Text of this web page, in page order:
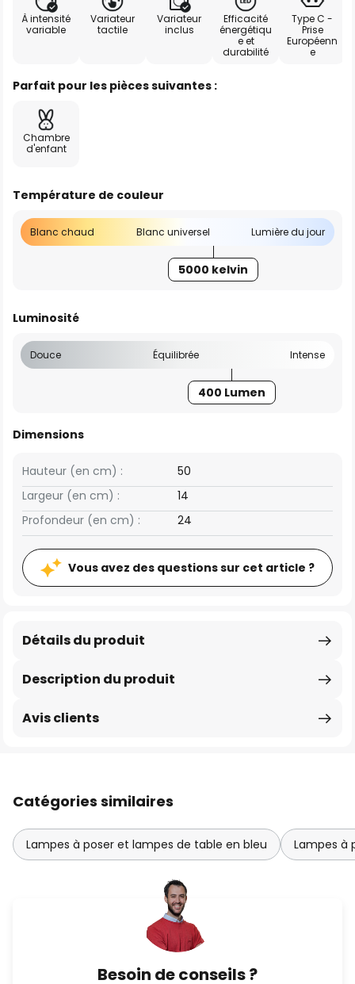
À intensité
variable
Variateur
tactile
Variateur
inclus
Efficacité
énergétiqu
e et
durabilité
Type C -
Prise
Européenn
e
Parfait pour les pièces suivantes :
Chambre
d'enfant
Température de couleur
Blanc chaud Blanc universel Lumière du jour
5000 kelvin
Luminosité
Douce Équilibrée Intense
400 Lumen
Dimensions
Largeur (en cm) : 14
Hauteur (en cm) : 50
Profondeur (en cm) : 24
Vous avez des questions sur cet article ?
Description du produit
Détails du produit
Avis clients
Catégories similaires
Lampes à poser et lampes de table en bleu Lampes à
Besoin de conseils ?